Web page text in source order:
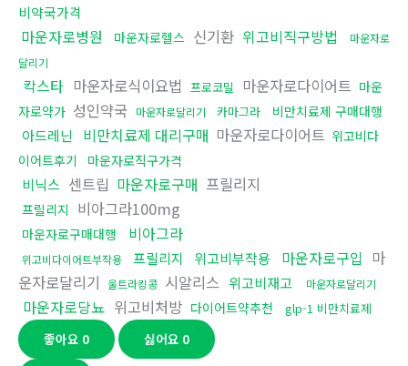
비약국가격
마운자로병원 마운자로헬스 신기환 위고비직구방법
마운자로
달리기
칵스타 마운자로식이요법 프로코밀 마운자로다이어트 마운
자로약가 성인약국 마운자로달리기 카마그라 비만치료제 구매대행
아드레닌 비만치료제 대리구매 마운자로다이어트 위고비다
이어트후기
마운자로직구가격
비닉스 센트립 마운자로구매 프릴리지
프릴리지 비아그라100mg
마운자로구매대행 비아그라
위고비다이어트부작용 프릴리지 위고비부작용 마운자로구입 마
운자로달리기 울트라킹콩 시알리스 위고비재고 마운자로달리기
마운자로당뇨 위고비처방 다이어트약추천 glp-1 비만치료제
좋아요 0 싫어요 0